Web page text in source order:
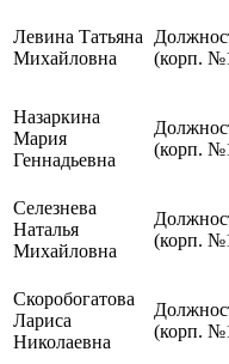
Левина Татьяна
Михайловна
(корп.
Назаркина
Мария
Геннадьевна
(корп.
Селезнева
Наталья
Михайловна
(корп.
Скоробогатова
Лариса
Николаевна
(корп.